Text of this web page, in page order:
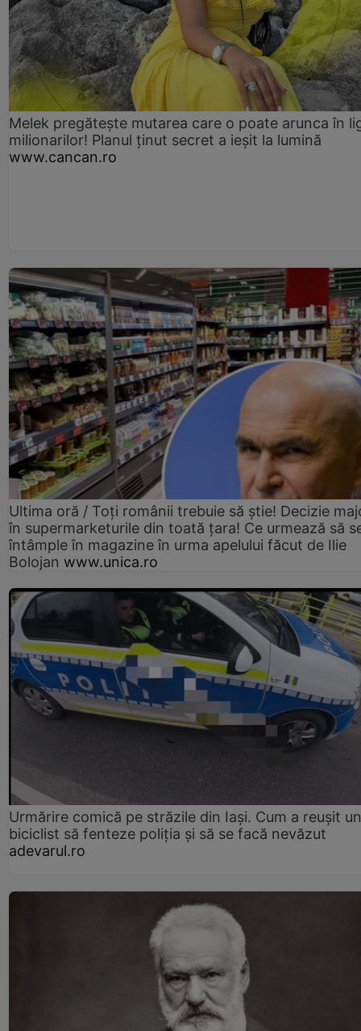
Melek pregătește mutarea care o poate arunca în
milionarilor! Planul ținut secret a ieșit la lumină
www.cancan.ro
Ultima oră / Toți românii trebuie să știe! Decizie
în supermarketurile din toată țara! Ce urmează să
întâmple în magazine în urma apelului făcut de Ilie
Bolojan www.unica.ro
Urmărire comică pe străzile din Iași. Cum a reușit un
biciclist să fenteze poliția și să se facă nevăzut
adevarul.ro